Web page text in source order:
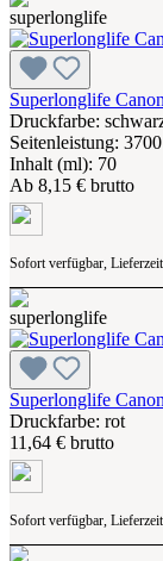
Superlonglife
Druckfarbe:
Seitenleistung: 3700
Inhalt (ml): 70
Ab 8,15 € brutto
Sofort verfügbar,
Superlonglife
Druckfarbe: rot
11,64 € brutto
Sofort verfügbar,